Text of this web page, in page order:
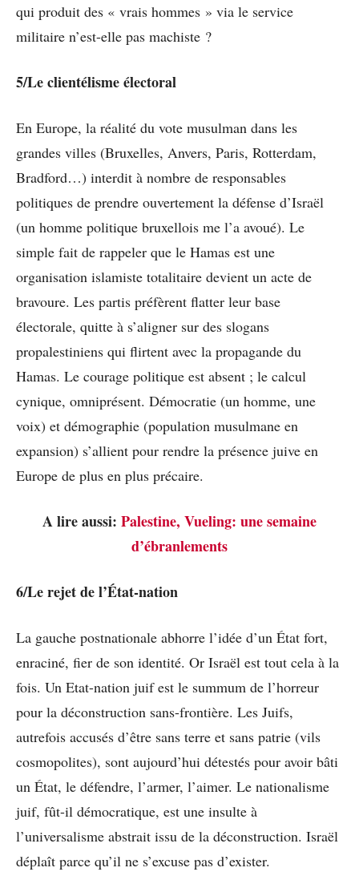
qui produit des « vrais hommes » via le service
militaire n’est-elle pas machiste ?
5/Le clientélisme électoral
En Europe, la réalité du vote musulman dans les
grandes villes (Bruxelles, Anvers, Paris, Rotterdam,
Bradford…) interdit à nombre de responsables
politiques de prendre ouvertement la défense d’Israël
(un homme politique bruxellois me l’a avoué). Le
simple fait de rappeler que le Hamas est une
organisation islamiste totalitaire devient un acte de
bravoure. Les partis préfèrent flatter leur base
électorale, quitte à s’aligner sur des slogans
propalestiniens qui flirtent avec la propagande du
Hamas. Le courage politique est absent ; le calcul
cynique, omniprésent. Démocratie (un homme, une
voix) et démographie (population musulmane en
expansion) s’allient pour rendre la présence juive en
Europe de plus en plus précaire.
A lire aussi: Palestine, Vueling: une semaine
d’ébranlements
6/Le rejet de l’État-nation
La gauche postnationale abhorre l’idée d’un État fort,
enraciné, fier de son identité. Or Israël est tout cela à la
fois. Un Etat-nation juif est le summum de l’horreur
pour la déconstruction sans-frontière. Les Juifs,
autrefois accusés d’être sans terre et sans patrie (vils
cosmopolites), sont aujourd’hui détestés pour avoir bâti
un État, le défendre, l’armer, l’aimer. Le nationalisme
juif, fût-il démocratique, est une insulte à
l’universalisme abstrait issu de la déconstruction. Israël
déplaît parce qu’il ne s’excuse pas d’exister.